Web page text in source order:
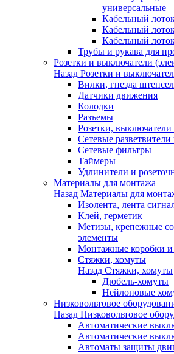
универсальные
Кабельный
Кабельный
Кабельный
Трубы и рукава для
Розетки и выключатели
Назад Розетки и
Вилки, гнезда
Датчики движения
Колодки
Разъемы
Розетки, выключатели
Сетевые
Сетевые фильтры
Таймеры
Удлинители и
Материалы для монтажа
Назад Материалы для
Изолента, лента
Клей, герметик
Метизы, крепежные
элементы
Монтажные коробки и
Стяжки, хомуты
Назад Стяжки, хомуты
Дюбель-хомуты
Нейлоновые
Низковольтовое
Назад Низковольтовое
Автоматические
Автоматические
Автоматы защиты